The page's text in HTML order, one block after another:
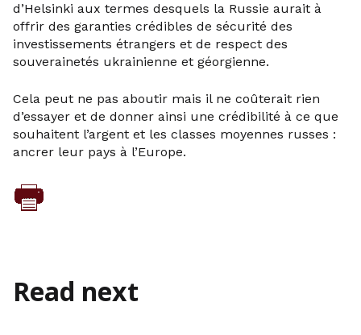
d’Helsinki aux termes desquels la Russie aurait à
offrir des garanties crédibles de sécurité des
investissements étrangers et de respect des
souverainetés ukrainienne et géorgienne.
Cela peut ne pas aboutir mais il ne coûterait rien
d’essayer et de donner ainsi une crédibilité à ce que
souhaitent l’argent et les classes moyennes russes :
ancrer leur pays à l’Europe.
Read next